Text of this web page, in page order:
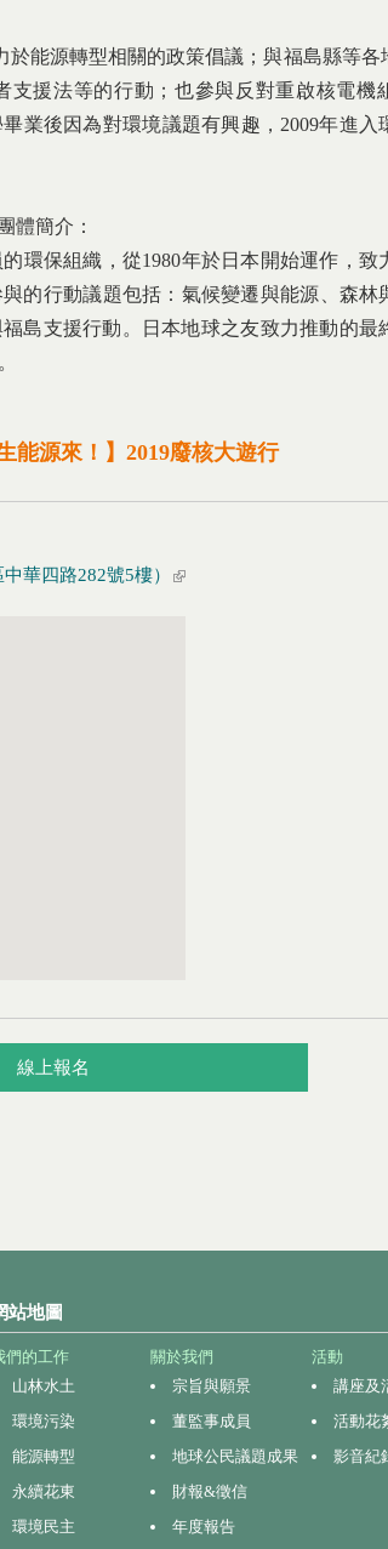
於能源轉型相關的政策倡議；與福島縣等各
支援法等的行動；也參與反對重啟核電機
畢業後因為對環境議題有興趣， 2009年進入
體簡介：
環保組織， 從1980年於日本開始運作，致
的行動議題包括：氣候變遷與能源、 森林
島支援行動。 日本地球之友致力推動的最
能源來！】2019廢核大遊行
華四路282號5樓） (link is external)
線上報名
站地圖
們的工作
山林水土
環境污染
能源轉型
永續花東
環境民主
關於我們
宗旨與願景
董監事成員
地球公民議題成果
財報&徵信
年度報告
活動
講座及
活動花
影音紀